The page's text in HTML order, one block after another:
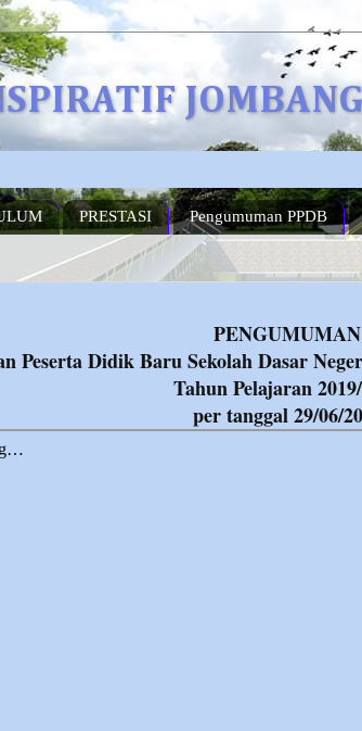
JOMBANG
PRESTASI Pengumuman PPDB
PENGUMUMAN
Peserta Didik Baru Sekolah Dasar
Tahun Pelajaran
per tanggal 29/06/